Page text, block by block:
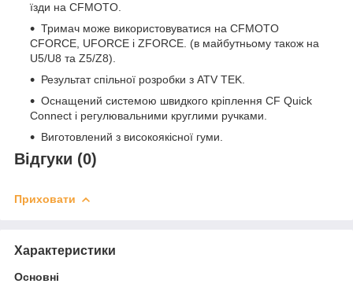
їзди на CFMOTO.
Тримач може використовуватися на CFMOTO
CFORCE, UFORCE і ZFORCE. (в майбутньому також на
U5/U8 та Z5/Z8).
Результат спільної розробки з ATV TEK.
Оснащений системою швидкого кріплення CF Quick
Connect і регулювальними круглими ручками.
Виготовлений з високоякісної гуми.
Відгуки (0)
Приховати
Характеристики
Основні